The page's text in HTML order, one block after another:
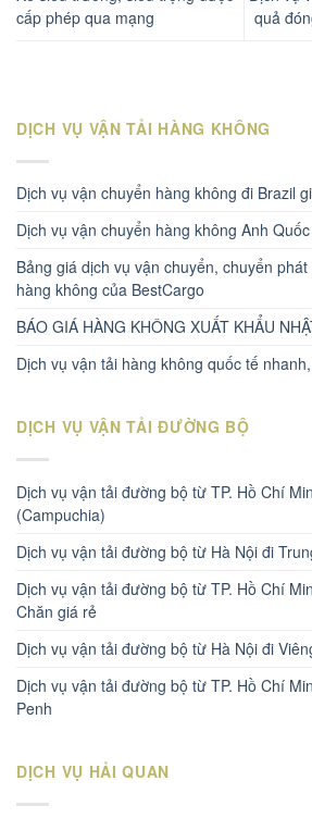
cấp phép qua mạng
quả
DỊCH VỤ VẬN TẢI HÀNG KHÔNG
Dịch vụ vận chuyển hàng không đi Brazil
Dịch vụ vận chuyển hàng không Anh
Bảng giá dịch vụ vận chuyển, chuyển
hàng không của BestCargo
BÁO GIÁ HÀNG KHÔNG XUẤT KHẨU
Dịch vụ vận tải hàng không quốc tế
DỊCH VỤ VẬN TẢI ĐƯỜNG BỘ
Dịch vụ vận tải đường bộ từ TP. Hồ Chí
(Campuchia)
Dịch vụ vận tải đường bộ từ Hà Nội đi
Dịch vụ vận tải đường bộ từ TP. Hồ Chí
Chăn giá rẻ
Dịch vụ vận tải đường bộ từ Hà Nội đi
Dịch vụ vận tải đường bộ từ TP. Hồ Chí
Penh
DỊCH VỤ HẢI QUAN